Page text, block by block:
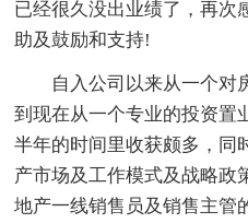
已经很久没出业绩了，再次
助及鼓励和支持!
自入公司以来从一个对
到现在从一个专业的投资置
半年的时间里收获颇多，同
产市场及工作模式及战略政
地产一线销售员及销售主管